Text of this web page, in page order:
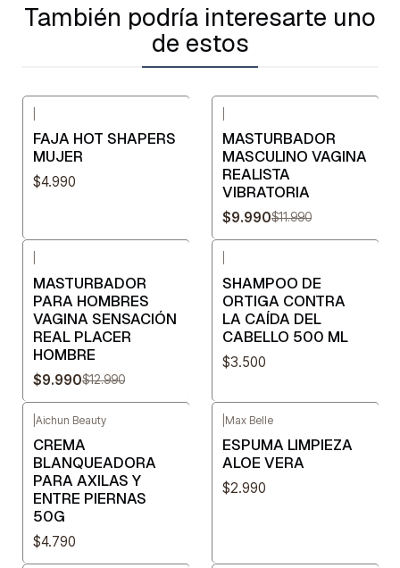
También podría interesarte uno
de estos
FAJA HOT SHAPERS
MUJER
$4.990
MASTURBADOR
MASCULINO VAGINA
REALISTA
VIBRATORIA
$9.990$11.990
MASTURBADOR
PARA HOMBRES
VAGINA SENSACIÓN
REAL PLACER
HOMBRE
$9.990$12.990
SHAMPOO DE
ORTIGA CONTRA
LA CAÍDA DEL
CABELLO 500 ML
$3.500
Aichun Beauty
CREMA
BLANQUEADORA
PARA AXILAS Y
ENTRE PIERNAS
50G
$4.790
Max Belle
ESPUMA LIMPIEZA
ALOE VERA
$2.990